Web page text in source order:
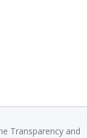
Transparency and